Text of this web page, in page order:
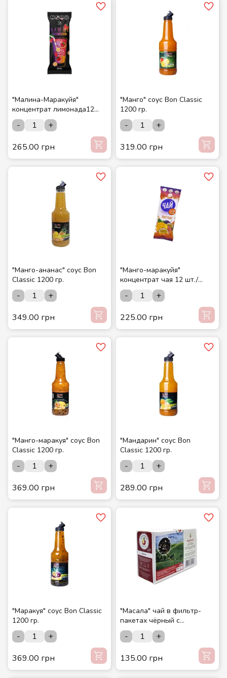
"Малина-Маракуйя"
концентрат лимонада12
шт./шоубокс ТМ СМАКУЙТЕ
-
+
265.00 грн
"Манго" соус Bon Classic
1200 гр.
-
+
319.00 грн
"Манго-ананас" соус Bon
Classic 1200 гр.
-
+
349.00 грн
"Манго-маракуйя"
концентрат чая 12 шт./
шоубокс ТМ СМАКУЙТЕ
-
+
225.00 грн
"Манго-маракуя" соус Bon
Classic 1200 гр.
-
+
369.00 грн
"Мандарин" соус Bon
Classic 1200 гр.
-
+
289.00 грн
"Маракуя" соус Bon Classic
1200 гр.
-
+
369.00 грн
"Масала" чай в фильтр-
пакетах чёрный с
добавками (20 шт./уп.) ТМ
"Мастерская вкусов"
-
+
135.00 грн